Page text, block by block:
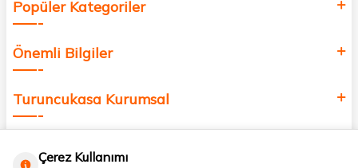
Popüler Kategoriler
Önemli Bilgiler
Turuncukasa Kurumsal
Çerez Kullanımı